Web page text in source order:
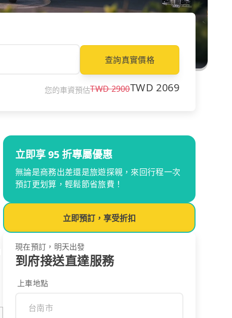
查詢真實價格
您的車資預估TWD2900TWD 2069
立即享 95 折專屬優惠
無論是商務出差還是旅遊探親，來回行程一次
預訂更划算，輕鬆節省旅費！
立即預訂，享受折扣
現在預訂，明天出發
到府接送直達服務
上車地點